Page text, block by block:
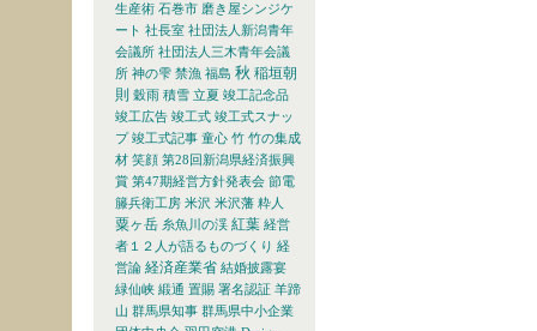
生産術 石巻市 磨き屋シンジケ
ート 社長室 社団法人新潟青年
会議所 社団法人三木青年会議
所 神の雫 禁漁 福島 秋 稲垣朝
則 穀雨 積雪 立夏 竣工記念品
竣工広告 竣工式 竣工式スナッ
プ 竣工式記事 童心 竹 竹の集成
材 笑顔 第28回新潟県経済振興
賞 第47期経営方針発表会 節電
籐兵衛工房 米沢 米沢藩 粋人
粟ヶ岳 糸魚川の渓 紅葉 経営
者１２人が語るものづくり 経
営論 経済産業省 結婚披露宴
緑仙峡 緞通 置賜 署名認証 羊蹄
山 群馬県知事 群馬県中小企業